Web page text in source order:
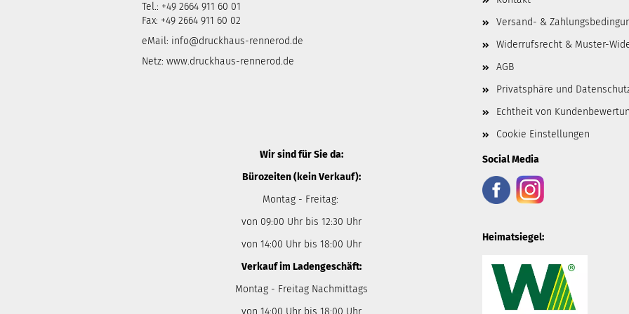
Tel.: +49 2664 911 60 01
Fax: +49 2664 911 60 02
eMail: info@druckhaus-rennerod.de
Netz: www.druckhaus-rennerod.de
Versand- &
Widerrufsrecht & Muster-
AGB
Privatsphäre und
Echtheit von
Cookie Einstellungen
Wir sind für Sie da:
Bürozeiten (kein Verkauf):
Montag - Freitag:
von 09:00 Uhr bis 12:30 Uhr
von 14:00 Uhr bis 18:00 Uhr
Verkauf im Ladengeschäft:
Montag - Freitag Nachmittags
von 14:00 Uhr bis 18:00 Uhr
Social Media
Heimatsiegel: